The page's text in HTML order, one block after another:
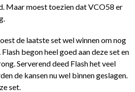
Maar moest toezien dat VCO58 er
de laatste set wel winnen om nog
begon heel goed aan deze set en
Serverend deed Flash het veel
de kansen nu wel binnen geslagen.
set.